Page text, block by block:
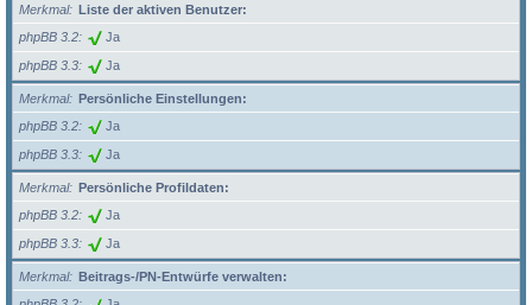
Merkmal
Liste der aktiven Benutzer:
phpBB 3.2
Ja
phpBB 3.3 Ja
Merkmal
Persönliche Einstellungen:
phpBB 3.2
Ja
phpBB 3.3 Ja
Merkmal
Persönliche Profildaten:
phpBB 3.2
Ja
phpBB 3.3 Ja
Merkmal
Beitrags-/PN-Entwürfe verwalten: